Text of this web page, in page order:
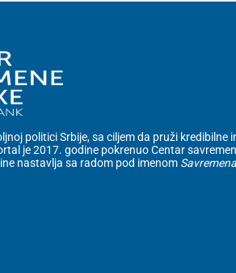
politici Srbije, sa ciljem da pruži kredibilne
je 2017. godine pokrenuo Centar
nastavlja sa radom pod imenom